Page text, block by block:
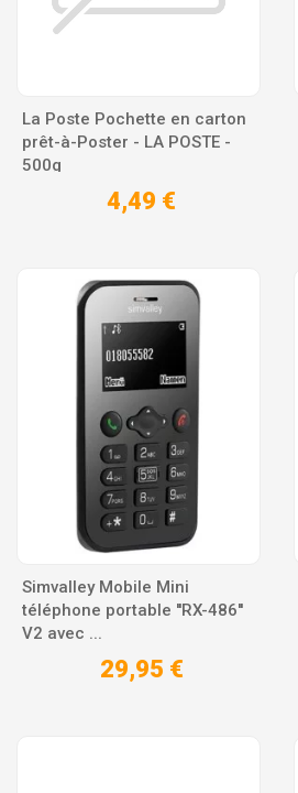
La Poste Pochette en carton
prêt-à-Poster - LA POSTE -
500g
4,49 €
Simvalley Mobile Mini
téléphone portable ''RX-486''
V2 avec ...
29,95 €